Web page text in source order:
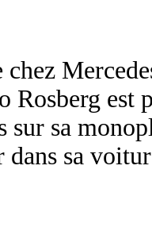
chez
Rosberg est
sur sa
dans sa